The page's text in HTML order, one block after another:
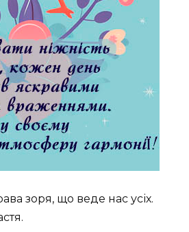
зоря, що веде нас усіх.